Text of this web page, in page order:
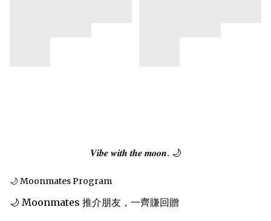
𝑽𝒊𝒃𝒆 𝒘𝒊𝒕𝒉 𝒕𝒉𝒆 𝒎𝒐𝒐𝒏. 🌙
🌙 Moonmates Program
🌙 Moonmates 推介朋友，一齊賺回贈